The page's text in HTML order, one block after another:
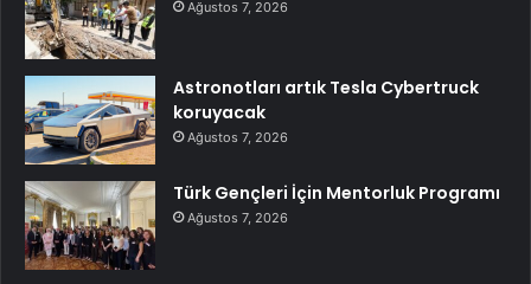
Ağustos 7, 2026
Astronotları artık Tesla Cybertruck
koruyacak
Ağustos 7, 2026
Türk Gençleri İçin Mentorluk Programı
Ağustos 7, 2026